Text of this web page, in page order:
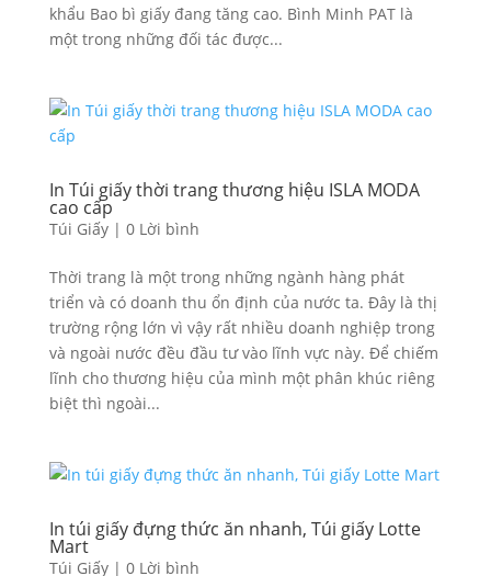
khẩu Bao bì giấy đang tăng cao. Bình Minh PAT là
một trong những đối tác được...
In Túi giấy thời trang thương hiệu ISLA MODA
cao cấp
Túi Giấy| 0 Lời bình
Thời trang là một trong những ngành hàng phát
triển và có doanh thu ổn định của nước ta. Đây là thị
trường rộng lớn vì vậy rất nhiều doanh nghiệp trong
và ngoài nước đều đầu tư vào lĩnh vực này. Để chiếm
lĩnh cho thương hiệu của mình một phân khúc riêng
biệt thì ngoài...
In túi giấy đựng thức ăn nhanh, Túi giấy Lotte
Mart
Túi Giấy| 0 Lời bình